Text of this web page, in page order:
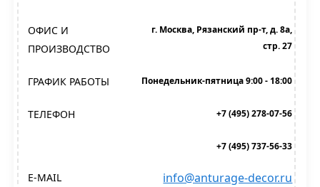
ОФИС И
ПРОИЗВОДСТВО
г. Москва, Рязанский пр-т, д. 8а,
стр. 27
ГРАФИК РАБОТЫ Понедельник-пятница 9:00 - 18:00
ТЕЛЕФОН +7 (495) 278-07-56
+7 (495) 737-56-33
E-MAIL info@anturage-decor.ru